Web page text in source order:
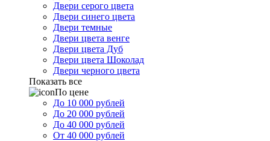
Двери серого цвета
Двери синего цвета
Двери темные
Двери цвета венге
Двери цвета Дуб
Двери цвета Шоколад
Двери черного цвета
Показать все
По цене
До 10 000 рублей
До 20 000 рублей
До 40 000 рублей
От 40 000 рублей